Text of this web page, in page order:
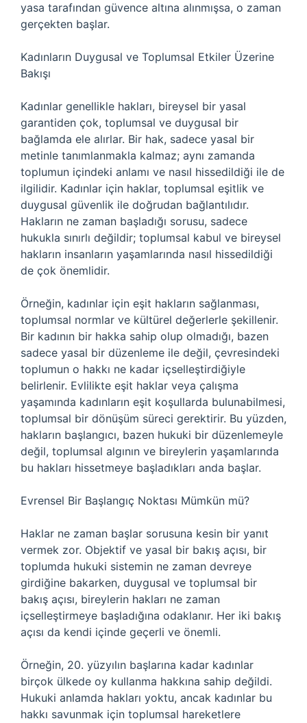
yasa tarafından güvence altına alınmışsa, o zaman
gerçekten başlar.
Kadınların Duygusal ve Toplumsal Etkiler Üzerine
Bakışı
Kadınlar genellikle hakları, bireysel bir yasal
garantiden çok, toplumsal ve duygusal bir
bağlamda ele alırlar. Bir hak, sadece yasal bir
metinle tanımlanmakla kalmaz; aynı zamanda
toplumun içindeki anlamı ve nasıl hissedildiği ile de
ilgilidir. Kadınlar için haklar, toplumsal eşitlik ve
duygusal güvenlik ile doğrudan bağlantılıdır.
Hakların ne zaman başladığı sorusu, sadece
hukukla sınırlı değildir; toplumsal kabul ve bireysel
hakların insanların yaşamlarında nasıl hissedildiği
de çok önemlidir.
Örneğin, kadınlar için eşit hakların sağlanması,
toplumsal normlar ve kültürel değerlerle şekillenir.
Bir kadının bir hakka sahip olup olmadığı, bazen
sadece yasal bir düzenleme ile değil, çevresindeki
toplumun o hakkı ne kadar içselleştirdiğiyle
belirlenir. Evlilikte eşit haklar veya çalışma
yaşamında kadınların eşit koşullarda bulunabilmesi,
toplumsal bir dönüşüm süreci gerektirir. Bu yüzden,
hakların başlangıcı, bazen hukuki bir düzenlemeyle
değil, toplumsal algının ve bireylerin yaşamlarında
bu hakları hissetmeye başladıkları anda başlar.
Evrensel Bir Başlangıç Noktası Mümkün mü?
Haklar ne zaman başlar sorusuna kesin bir yanıt
vermek zor. Objektif ve yasal bir bakış açısı, bir
toplumda hukuki sistemin ne zaman devreye
girdiğine bakarken, duygusal ve toplumsal bir
bakış açısı, bireylerin hakları ne zaman
içselleştirmeye başladığına odaklanır. Her iki bakış
açısı da kendi içinde geçerli ve önemli.
Örneğin, 20. yüzyılın başlarına kadar kadınlar
birçok ülkede oy kullanma hakkına sahip değildi.
Hukuki anlamda hakları yoktu, ancak kadınlar bu
hakkı savunmak için toplumsal hareketlere